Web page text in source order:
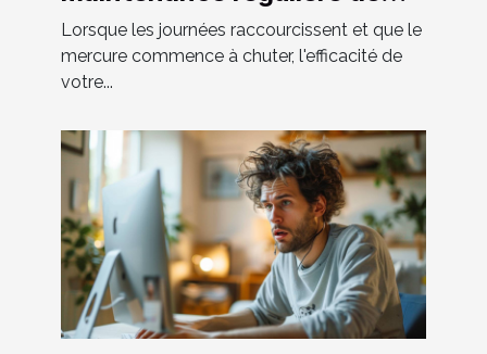
votre système de chauffage
et tuyauterie
Lorsque les journées raccourcissent et que le
mercure commence à chuter, l'efficacité de
votre...